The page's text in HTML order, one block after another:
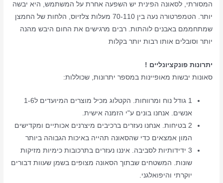
המסורתי, לסאונה הפינית יש השפעה אחרת על המשתמש, היא יבשה
יותר. הטמפרטורה נעה בין 70-110 מעלות צלזיוס, הלחות של החמצן
שמתחממם באבנים לוהתות. רבים מרגישים את החום היבש מהנה
יותר וסובלים אותו רבות יותר בקלות
יתרונות פונקציונליים !
סאונות יבשות מאופיינות במספר יתרונות, שכוללות:
1 גודל נוח ומרווחות. הקטלוג מכיל מוצרים המיועדים ל1-6
אנשים. אנחנו בונים ע"י הזמנה אישית.
2 בטיחות. אנחנו נעזרים ברכיבים מיצרנים אכותיים ומקדישים
המון אמצאים כדי שהסאונה תהייה באיכות הגבוהה ביותר
3 ידידותיות לסביבה. איננו נעזרים בתרכובות כימיות מזיקות
שונות. המשטחים שבתוך הסאונה מצופים בשמן שעוות דבורים
יוקרתי והיפואלגני.